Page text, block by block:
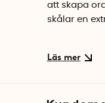
att skapa
skålar en